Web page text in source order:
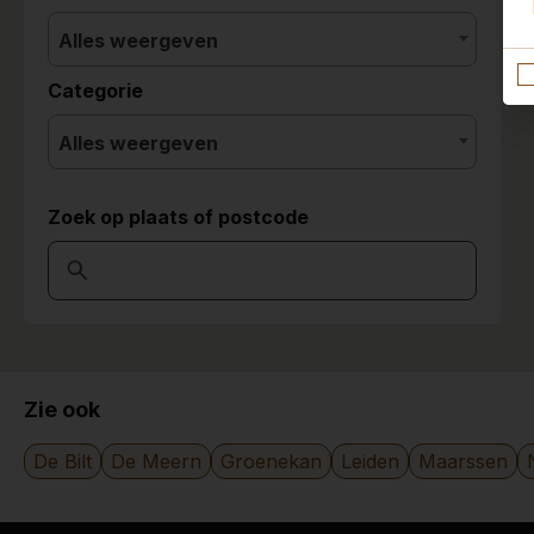
Alles weergeven
Categorie
Alles weergeven
Zoek op plaats of postcode
Zie ook
De Bilt De Meern Groenekan Leiden Maarssen